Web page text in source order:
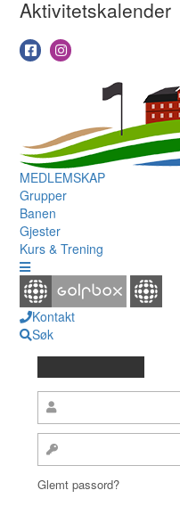
Aktivitetskalender
MEDLEMSKAP
Grupper
Banen
Gjester
Kurs & Trening
Kontakt
Søk
Glemt passord?